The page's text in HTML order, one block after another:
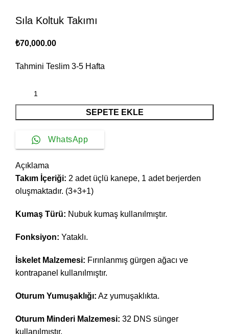
Sıla Koltuk Takımı
₺70,000.00
Tahmini Teslim 3-5 Hafta
SEPETE EKLE
WhatsApp
Açıklama
Takım İçeriği: 2 adet üçlü kanepe, 1 adet berjerden
oluşmaktadır. (3+3+1)
Kumaş Türü: Nubuk kumaş kullanılmıştır.
Fonksiyon: Yataklı.
İskelet Malzemesi: Fırınlanmış gürgen ağacı ve
kontrapanel kullanılmıştır.
Oturum Yumuşaklığı: Az yumuşaklıkta.
Oturum Minderi Malzemesi: 32 DNS sünger
kullanılmıştır.